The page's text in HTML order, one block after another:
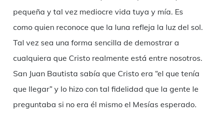
pequeña y tal vez mediocre vida tuya y mía. Es
como quien reconoce que la luna refleja la luz del sol.
Tal vez sea una forma sencilla de demostrar a
cualquiera que Cristo realmente está entre nosotros.
San Juan Bautista sabía que Cristo era “el que tenía
que llegar” y lo hizo con tal fidelidad que la gente le
preguntaba si no era él mismo el Mesías esperado.